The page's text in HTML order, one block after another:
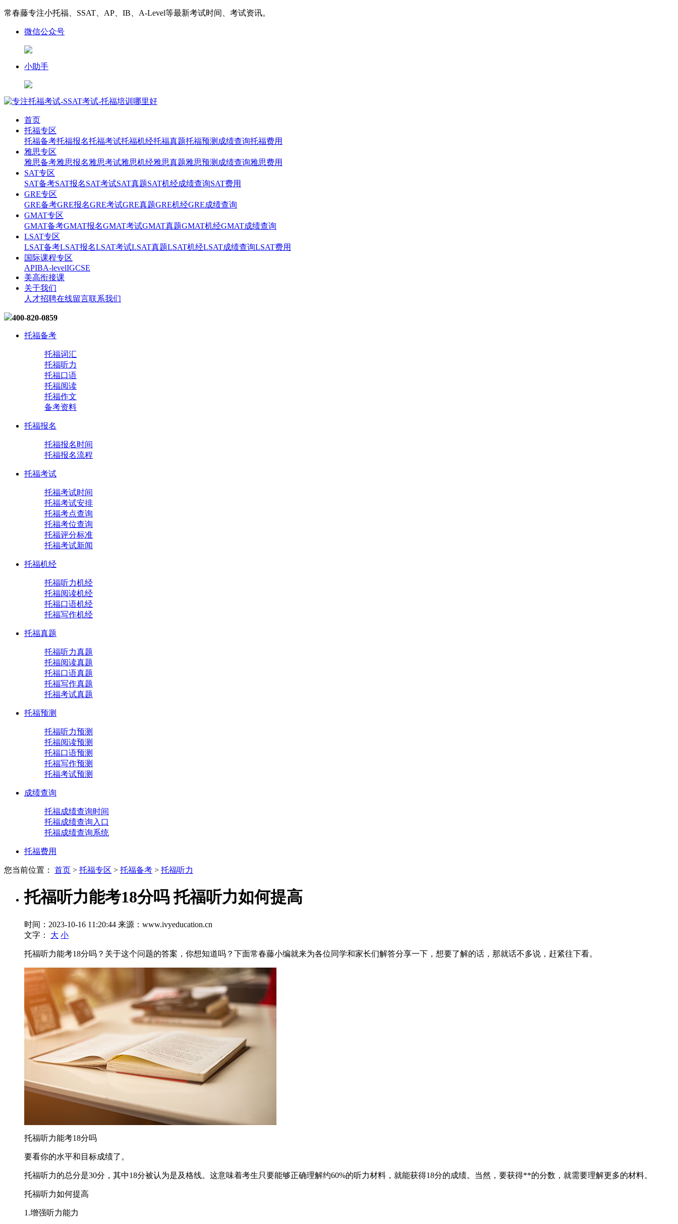
常春藤专注小托福、SSAT、AP、IB、A-Level等最新考试时间、考试资讯。
微信公众号
小助手
首页
托福专区
托福备考托福报名托福考试托福机经托福真题托福预测 成绩查询托福费用
雅思专区
雅思备考雅思报名雅思考试雅思机经雅思真题雅思预测 成绩查询雅思费用
SAT专区
SAT备考SAT报名SAT考试SAT真题SAT机经成绩查询SAT费用
GRE专区
GRE备考GRE报名GRE考试GRE真题GRE机经GRE成绩查询
GMAT专区
GMAT备考GMAT报名GMAT考试GMAT真题GMAT机经GMAT成绩查询
LSAT专区
LSAT备考LSAT报名LSAT考试LSAT真题LSAT机经LSAT成绩查询LSAT费用
国际课程专区
APIBA-levelIGCSE
美高衔接课
关于我们
人才招聘在线留言联系我们
400-820-0859
托福备考
托福词汇
托福听力
托福口语
托福阅读
托福作文
备考资料
托福报名
托福报名时间
托福报名流程
托福考试
托福考试时间
托福考试安排
托福考点查询
托福考位查询
托福评分标准
托福考试新闻
托福机经
托福听力机经
托福阅读机经
托福口语机经
托福写作机经
托福真题
托福听力真题
托福阅读真题
托福口语真题
托福写作真题
托福考试真题
托福预测
托福听力预测
托福阅读预测
托福口语预测
托福写作预测
托福考试预测
成绩查询
托福成绩查询时间
托福成绩查询入口
托福成绩查询系统
托福费用
您当前位置： 首页 > 托福专区 > 托福备考 > 托福听力
托福听力能考18分吗 托福听力如何提高
时间：2023-10-16 11:20:44 来源：www.ivyeducation.cn
文字：
大 小
托福听力能考18分吗？关于这个问题的答案，你想知道吗？下面常春藤小编就来为各位同学和家长们解答分享一下，想要了解的话，那就话不多说，赶紧往下看。
托福听力能考18分吗
要看你的水平和目标成绩了。
托福听力的总分是30分，其中18分被认为是及格线。这意味着考生只要能够正确理解约60%的听力材料，就能获得18分的成绩。当然，要获得**的分数，就需要理解更多的材料。
托福听力如何提高
1.增强听力能力